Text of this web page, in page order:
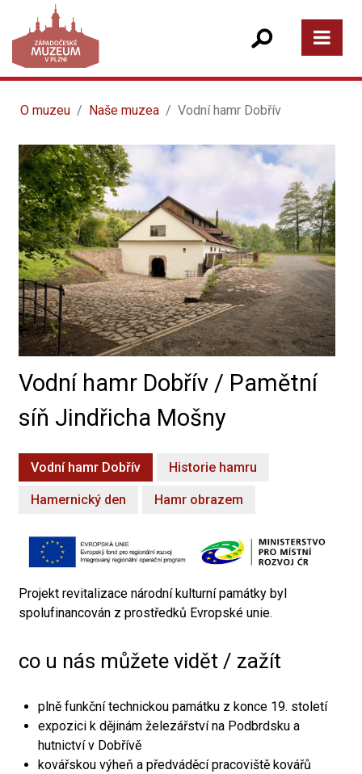
O muzeu Naše muzea Vodní hamr Dobřív
Vodní hamr Dobřív / Pamětní
síň Jindřicha Mošny
Vodní hamr Dobřív Historie hamru
Hamernický den Hamr obrazem
Projekt revitalizace národní kulturní památky byl
spolufinancován z prostředků Evropské unie.
co u nás můžete vidět / zažít
plně funkční technickou památku z konce 19. století
expozici k dějinám železářství na Podbrdsku a
hutnictví v Dobřívě
kovářskou výheň a předváděcí pracoviště kovářů